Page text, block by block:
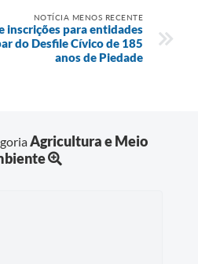
NOTÍCIA MENOS RECENTE
inscrições para entidades
do Desfile Cívico de 185
anos de Piedade
Agricultura e Meio